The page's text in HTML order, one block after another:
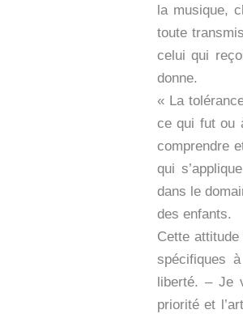
la musique,
toute
celui qui
donne.
« La
ce qui fut ou
comprendre
qui
dans le
des enfants.
Cette
spécifiques
liberté. – Je
priorité et